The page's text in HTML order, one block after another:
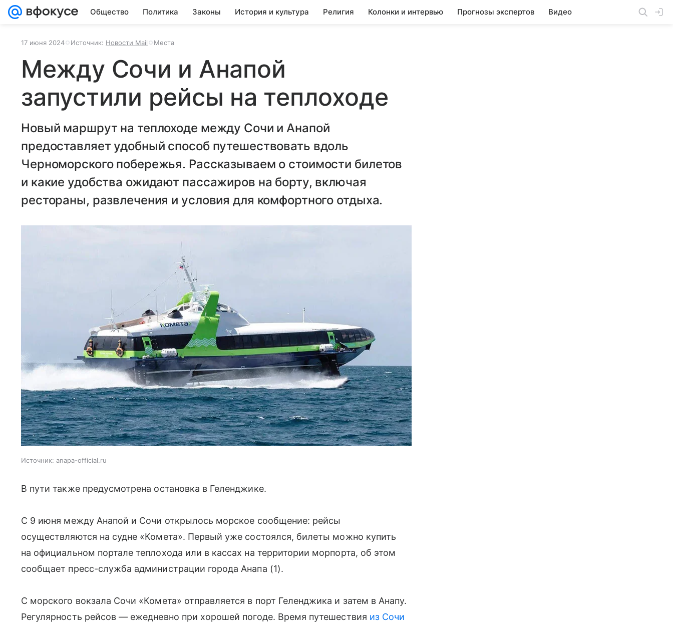
Общество Политика Законы История и культура Религия Колонки и интервью Прогнозы экспертов Видео
17 июня 2024 Источник: Новости Mail Места
Между Сочи и Анапой
запустили рейсы на теплоходе
Новый маршрут на теплоходе между Сочи и Анапой
предоставляет удобный способ путешествовать вдоль
Черноморского побережья. Рассказываем о стоимости билетов
и какие удобства ожидают пассажиров на борту, включая
рестораны, развлечения и условия для комфортного отдыха.
Источник: anapa-official.ru
В пути также предусмотрена остановка в Геленджике.
С 9 июня между Анапой и Сочи открылось морское сообщение: рейсы
осуществляются на судне «Комета». Первый уже состоялся, билеты можно купить
на официальном портале теплохода или в кассах на территории морпорта, об этом
сообщает пресс-служба администрации города Анапа (1).
С морского вокзала Сочи «Комета» отправляется в порт Геленджика и затем в Анапу.
Регулярность рейсов — ежедневно при хорошей погоде. Время путешествия из Сочи